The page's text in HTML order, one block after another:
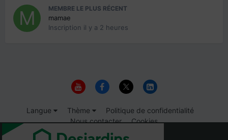
MEMBRE LE PLUS RÉCENT
mamae
Inscription il y a 2 heures
Langue Thème
Politique de confidentialité
Nous contacter
Cookies
© 1999-2026 Immigrer.com Inc.